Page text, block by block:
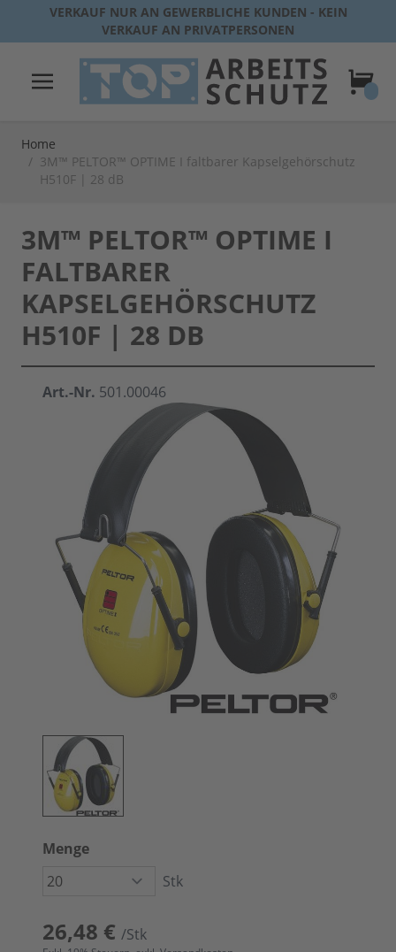
Direkt zum Inhalt
VERKAUF NUR AN GEWERBLICHE KUNDEN - KEIN
VERKAUF AN PRIVATPERSONEN
Home
/ 3M™ PELTOR™ OPTIME I faltbarer Kapselgehörschutz
H510F | 28 dB
3M™ PELTOR™ OPTIME I
FALTBARER
KAPSELGEHÖRSCHUTZ
H510F | 28 DB
Art.-Nr. 501.00046
Menge
Stk
26,48 € /Stk